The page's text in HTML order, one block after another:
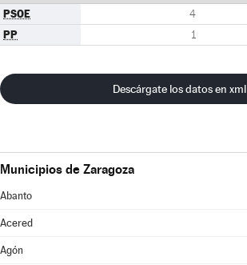
PSOE 4
PP 1
Descárgate los datos en xml
Municipios de Zaragoza
Abanto
Acered
Agón